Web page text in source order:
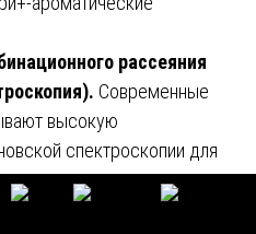
рассеяния
Современные
высокую
спектроскопии для
топлива с целью
тяжелыми